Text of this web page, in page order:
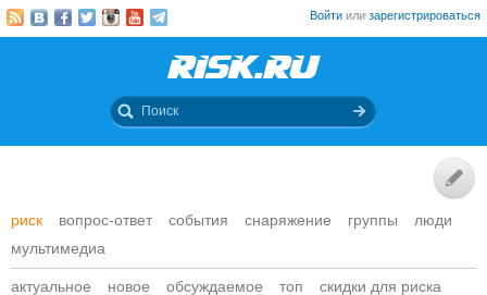
Войти или зарегистрироваться
риск вопрос-ответ события снаряжение группы
люди
мультимедиа
актуальное новое обсуждаемое топ скидки для риска